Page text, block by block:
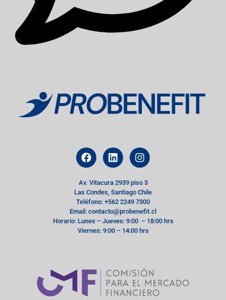
Av. Vitacura 2939 piso 3
Las Condes, Santiago Chile
Teléfono: +562 2249 7300
Email: contacto@probenefit.cl
Horario: Lunes – Jueves: 9:00 – 18:00 hrs
Viernes: 9:00 – 14:00 hrs